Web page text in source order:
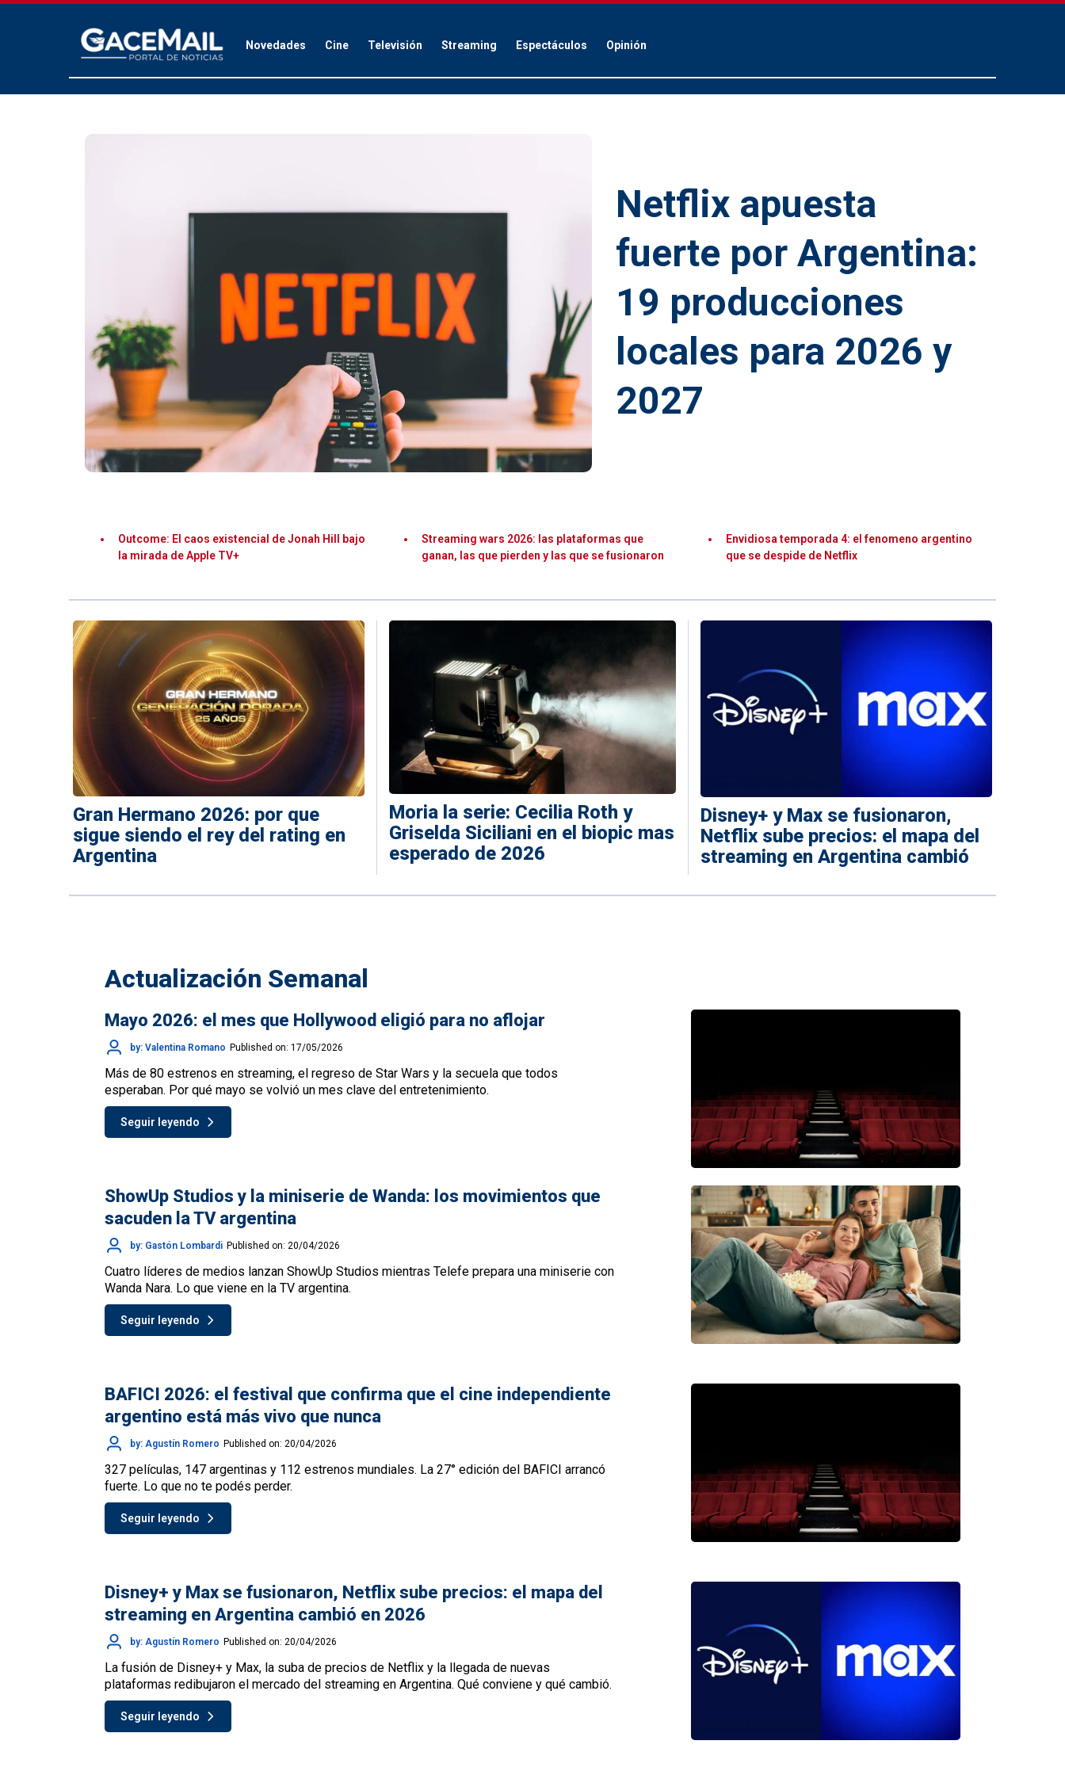
Novedades Cine Televisión Streaming Espectáculos Opinión
Netflix apuesta
fuerte por Argentina:
19 producciones
locales para 2026 y
2027
Outcome: El caos existencial de Jonah Hill bajo
la mirada de Apple TV+
Streaming wars 2026: las plataformas que
ganan, las que pierden y las que se fusionaron
Envidiosa temporada 4: el fenomeno argentino
que se despide de Netflix
Gran Hermano 2026: por que
sigue siendo el rey del rating en
Argentina
Moria la serie: Cecilia Roth y
Griselda Siciliani en el biopic mas
esperado de 2026
Disney+ y Max se fusionaron,
Netflix sube precios: el mapa del
streaming en Argentina cambió
Actualización Semanal
Mayo 2026: el mes que Hollywood eligió para no aflojar
by: Valentina Romano Published on: 17/05/2026
Más de 80 estrenos en streaming, el regreso de Star Wars y la secuela que todos
esperaban. Por qué mayo se volvió un mes clave del entretenimiento.
Seguir leyendo
ShowUp Studios y la miniserie de Wanda: los movimientos que
sacuden la TV argentina
by: Gastón Lombardi Published on: 20/04/2026
Cuatro líderes de medios lanzan ShowUp Studios mientras Telefe prepara una miniserie con
Wanda Nara. Lo que viene en la TV argentina.
Seguir leyendo
BAFICI 2026: el festival que confirma que el cine independiente
argentino está más vivo que nunca
by: Agustín Romero Published on: 20/04/2026
327 películas, 147 argentinas y 112 estrenos mundiales. La 27° edición del BAFICI arrancó
fuerte. Lo que no te podés perder.
Seguir leyendo
Disney+ y Max se fusionaron, Netflix sube precios: el mapa del
streaming en Argentina cambió en 2026
by: Agustín Romero Published on: 20/04/2026
La fusión de Disney+ y Max, la suba de precios de Netflix y la llegada de nuevas
plataformas redibujaron el mercado del streaming en Argentina. Qué conviene y qué cambió.
Seguir leyendo